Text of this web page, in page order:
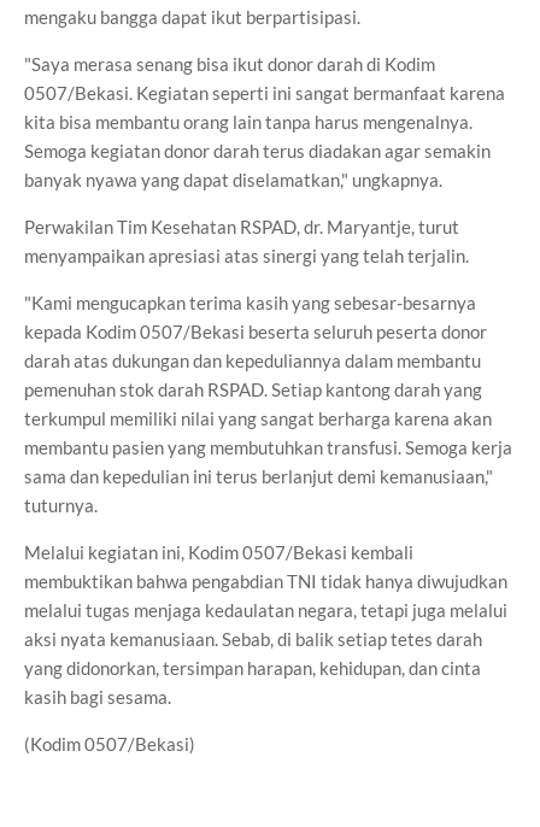
mengaku bangga dapat ikut berpartisipasi.
"Saya merasa senang bisa ikut donor darah di Kodim
0507/Bekasi. Kegiatan seperti ini sangat bermanfaat karena
kita bisa membantu orang lain tanpa harus mengenalnya.
Semoga kegiatan donor darah terus diadakan agar semakin
banyak nyawa yang dapat diselamatkan," ungkapnya.
Perwakilan Tim Kesehatan RSPAD, dr. Maryantje, turut
menyampaikan apresiasi atas sinergi yang telah terjalin.
"Kami mengucapkan terima kasih yang sebesar-besarnya
kepada Kodim 0507/Bekasi beserta seluruh peserta donor
darah atas dukungan dan kepeduliannya dalam membantu
pemenuhan stok darah RSPAD. Setiap kantong darah yang
terkumpul memiliki nilai yang sangat berharga karena akan
membantu pasien yang membutuhkan transfusi. Semoga kerja
sama dan kepedulian ini terus berlanjut demi kemanusiaan,"
tuturnya.
Melalui kegiatan ini, Kodim 0507/Bekasi kembali
membuktikan bahwa pengabdian TNI tidak hanya diwujudkan
melalui tugas menjaga kedaulatan negara, tetapi juga melalui
aksi nyata kemanusiaan. Sebab, di balik setiap tetes darah
yang didonorkan, tersimpan harapan, kehidupan, dan cinta
kasih bagi sesama.
(Kodim 0507/Bekasi)